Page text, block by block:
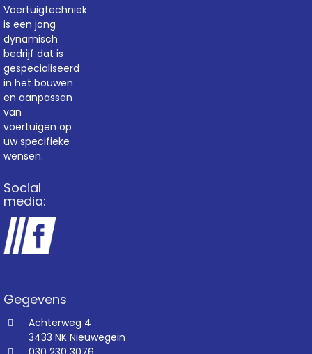
Voertuigtechniek
is een jong
dynamisch
bedrijf dat is
gespecialiseerd
in het bouwen
en aanpassen
van
voertuigen op
uw specifieke
wensen.
Social
media:
Gegevens
Achterweg 4
3433 NK Nieuwegein